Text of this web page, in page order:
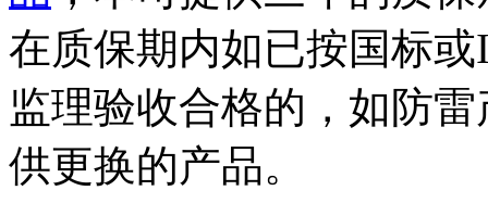
在质保期内如已按国标
监理验收合格的，如防
供更换的产品。